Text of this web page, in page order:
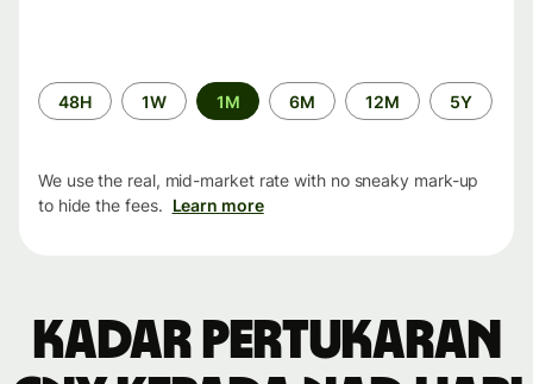
Time
period
48H 1W 1M 6M 12M 5Y
We use the real, mid-market rate with no sneaky mark-up
to hide the fees. Learn more
Kadar pertukaran